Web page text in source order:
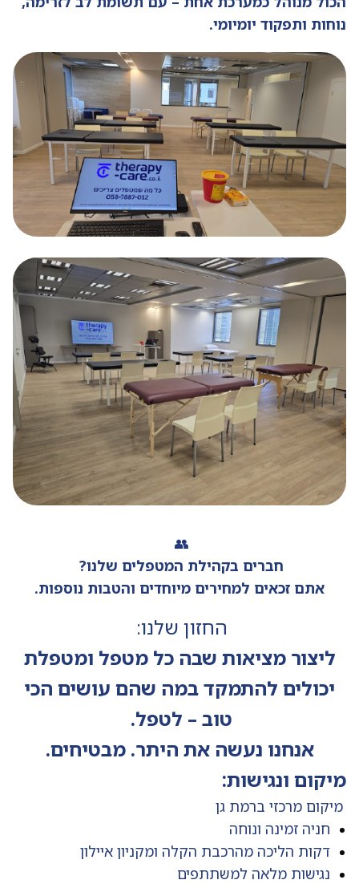
נוחות ותפקוד יומיומי.
👥
חברים בקהילת המטפלים שלנו?
אתם זכאים למחירים מיוחדים והטבות נוספות.
החזון שלנו:
ליצור מציאות שבה כל מטפל ומטפלת
יכולים להתמקד במה שהם עושים הכי
טוב – לטפל.
אנחנו נעשה את היתר. מבטיחים.
מיקום ונגישות:
מיקום מרכזי ברמת גן
חניה זמינה ונוחה
דקות הליכה מהרכבת הקלה ומקניון איילון
נגישות מלאה למשתתפים